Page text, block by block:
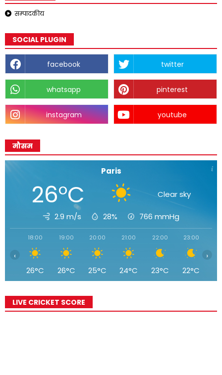
सम्पादकीय
SOCIAL PLUGIN
facebook twitter
whatsapp pinterest
instagram youtube
मौसम
Paris
26°C Clear sky
2.9 m/s 28% 766mmHg
18:00
26°C
19:00
26°C
20:00
25°C
21:00
24°C
22:00
23°C
23:00
22°C
‹ ›
LIVE CRICKET SCORE